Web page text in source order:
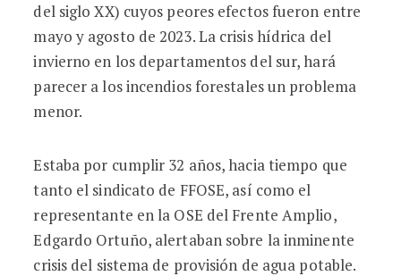
del siglo XX) cuyos peores efectos fueron entre
mayo y agosto de 2023. La crisis hídrica del
invierno en los departamentos del sur, hará
parecer a los incendios forestales un problema
menor.
Estaba por cumplir 32 años, hacia tiempo que
tanto el sindicato de FFOSE, así como el
representante en la OSE del Frente Amplio,
Edgardo Ortuño, alertaban sobre la inminente
crisis del sistema de provisión de agua potable.